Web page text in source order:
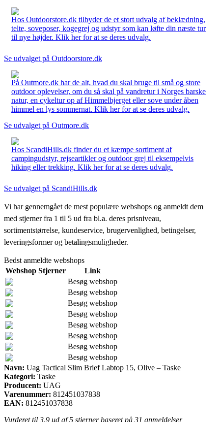
Hos Outdoorstore.dk tilbyder de et stort udvalg af beklædning,
telte, soveposer, kogegrej og udstyr som kan løfte din næste tur
til nye højder. Klik her for at se deres udvalg.
Se udvalget på Outdoorstore.dk
På Outmore.dk har de alt, hvad du skal bruge til små og store
outdoor oplevelser, om du så skal på vandretur i Norges barske
natur, en cykeltur op af Himmelbjerget eller sove under åben
himmel en lys sommernat. Klik her for at se deres udvalg.
Se udvalget på Outmore.dk
Hos ScandiHills.dk finder du et kæmpe sortiment af
campingudstyr, rejseartikler og outdoor grej til eksempelvis
hiking eller trekking. Klik her for at se deres udvalg.
Se udvalget på ScandiHills.dk
Vi har gennemgået de mest populære webshops og anmeldt dem
med stjerner fra 1 til 5 ud fra bl.a. deres prisniveau,
sortimentstørrelse, kundeservice, brugervenlighed, betingelser,
leveringsformer og betalingsmuligheder.
Bedst anmeldte webshops
Webshop Stjerner
Link
Besøg webshop
Besøg webshop
Besøg webshop
Besøg webshop
Besøg webshop
Besøg webshop
Besøg webshop
Besøg webshop
Navn: Uag Tactical Slim Brief Labtop 15, Olive – Taske
Kategori: Taske
Producent: UAG
Varenummer: 812451037838
EAN: 812451037838
Vurderet til 3.9 ud af 5 stjerner baseret på 31 anmeldelser